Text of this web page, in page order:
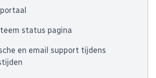
status pagina
en email support tijdens